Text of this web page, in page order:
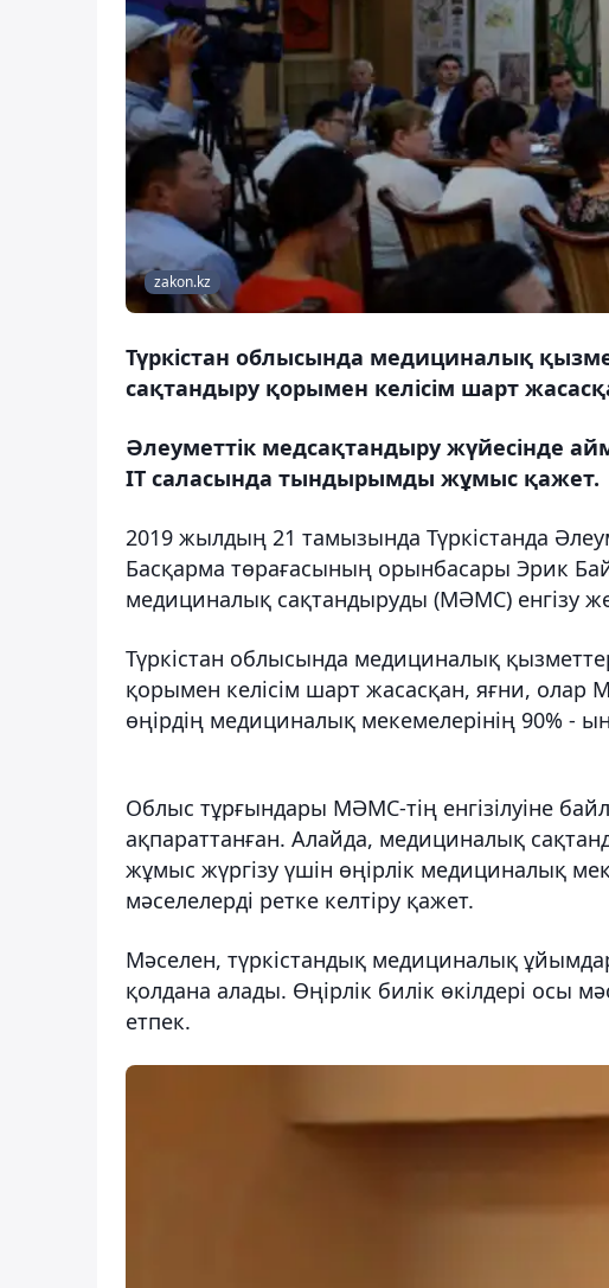
zakon.kz
Түркістан облысында медициналық
сақтандыру қорымен келісім шарт
Әлеуметтік медсақтандыру жүйесінде
ІТ саласында тындырымды жұмыс қажет.
2019 жылдың 21 тамызында Түркістанда
Басқарма төрағасының орынбасары Эрик
медициналық сақтандыруды (МӘМС) енгізу
Түркістан облысында медициналық
қорымен келісім шарт жасасқан, яғни, олар
өңірдің медициналық мекемелерінің 90% -
Облыс тұрғындары МӘМС-тің енгізілуіне
ақпараттанған. Алайда, медициналық
жұмыс жүргізу үшін өңірлік медициналық
мәселелерді ретке келтіру қажет.
Мәселен, түркістандық медициналық
қолдана алады. Өңірлік билік өкілдері осы
етпек.